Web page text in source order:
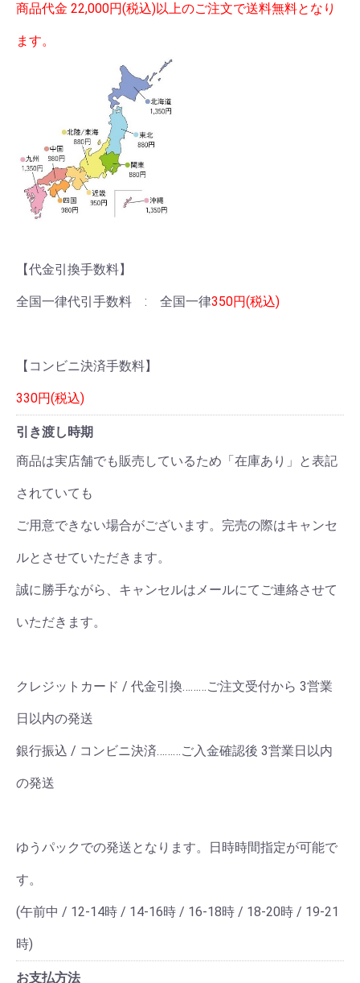
商品代金 22,000円(税込)以上のご注文で送料無料となり
ます。
【代金引換手数料】
全国一律代引手数料 : 全国一律350円(税込)
【コンビニ決済手数料】
330円(税込)
引き渡し時期
商品は実店舗でも販売しているため「在庫あり」と表記
されていても
ご用意できない場合がございます。完売の際はキャンセ
ルとさせていただきます。
誠に勝手ながら、キャンセルはメールにてご連絡させて
いただきます。
クレジットカード / 代金引換………ご注文受付から 3営業
日以内の発送
銀行振込 / コンビニ決済………ご入金確認後 3営業日以内
の発送
ゆうパックでの発送となります。日時時間指定が可能で
す。
(午前中 / 12-14時 / 14-16時 / 16-18時 / 18-20時 / 19-21
時)
お支払方法